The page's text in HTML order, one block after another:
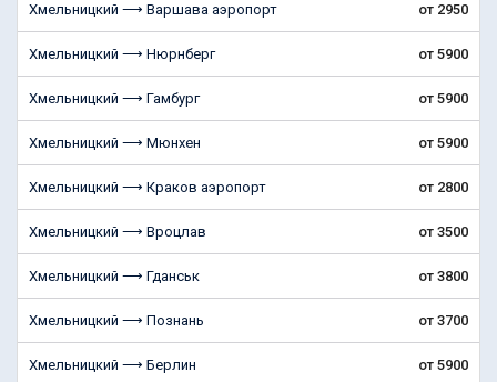
Хмельницкий ⟶ Варшава аэропорт от 2950
Хмельницкий ⟶ Нюрнберг от 5900
Хмельницкий ⟶ Гамбург от 5900
Хмельницкий ⟶ Мюнхен от 5900
Хмельницкий ⟶ Краков аэропорт от 2800
Хмельницкий ⟶ Вроцлав от 3500
Хмельницкий ⟶ Гданськ от 3800
Хмельницкий ⟶ Познань от 3700
Хмельницкий ⟶ Берлин от 5900